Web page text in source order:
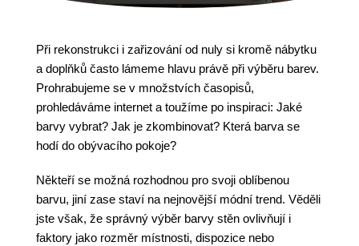
Při rekonstrukci i zařizování od nuly si kromě nábytku
a doplňků často lámeme hlavu právě při výběru barev.
Prohrabujeme se v množstvích časopisů,
prohledáváme internet a toužíme po inspiraci: Jaké
barvy vybrat? Jak je zkombinovat? Která barva se
hodí do obývacího pokoje?
Někteří se možná rozhodnou pro svoji oblíbenou
barvu, jiní zase staví na nejnovější módní trend. Věděli
jste však, že správný výběr barvy stěn ovlivňují i
faktory jako rozměr místnosti, dispozice nebo